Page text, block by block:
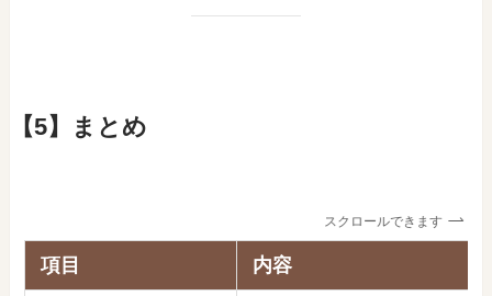
【5】まとめ
スクロールできます
項目 内容